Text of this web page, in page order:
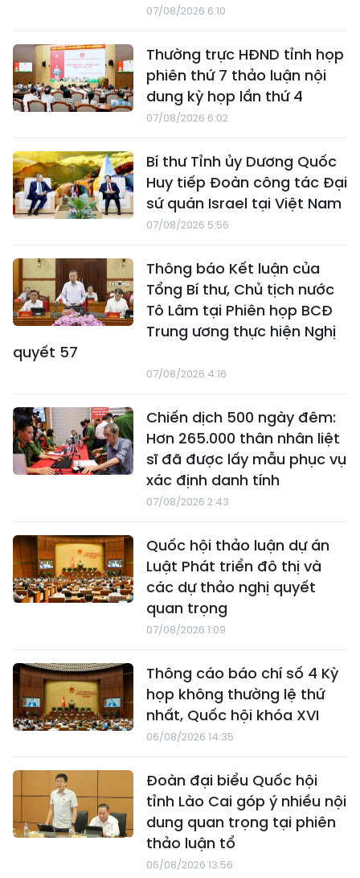
07/08/2026 6:10
Thường trực HĐND tỉnh họp
phiên thứ 7 thảo luận nội
dung kỳ họp lần thứ 4
07/08/2026 6:02
Bí thư Tỉnh ủy Dương Quốc
Huy tiếp Đoàn công tác Đại
sứ quán Israel tại Việt Nam
07/08/2026 5:56
Thông báo Kết luận của
Tổng Bí thư, Chủ tịch nước
Tô Lâm tại Phiên họp BCĐ
Trung ương thực hiện Nghị
quyết 57
07/08/2026 4:16
Chiến dịch 500 ngày đêm:
Hơn 265.000 thân nhân liệt
sĩ đã được lấy mẫu phục vụ
xác định danh tính
07/08/2026 2:43
Quốc hội thảo luận dự án
Luật Phát triển đô thị và
các dự thảo nghị quyết
quan trọng
07/08/2026 1:09
Thông cáo báo chí số 4 Kỳ
họp không thường lệ thứ
nhất, Quốc hội khóa XVI
06/08/2026 14:35
Đoàn đại biểu Quốc hội
tỉnh Lào Cai góp ý nhiều nội
dung quan trọng tại phiên
thảo luận tổ
06/08/2026 13:56